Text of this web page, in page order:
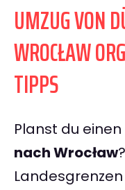
UMZUG VON
WROCŁAW
TIPPS
Planst du einen
nach Wrocław